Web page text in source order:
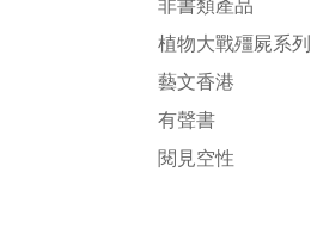
植物大戰殭屍系列
藝文香港
有聲書
閱見空性